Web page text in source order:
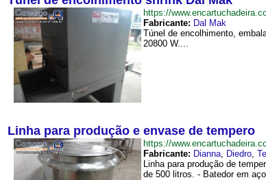
https://
Fabricante: Dal Mak
Túnel de encolhimento,
20800 W....
Linha para produção e envase de tempero
https://
Fabricante: Dianna, Diedro,
Linha para produção de
de 500 litros. - Batedor em